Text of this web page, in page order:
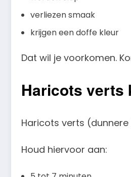
verliezen smaak
krijgen een doffe kleur
Dat wil je voorkomen.
Haricots verts
Haricots verts
Houd hiervoor aan: